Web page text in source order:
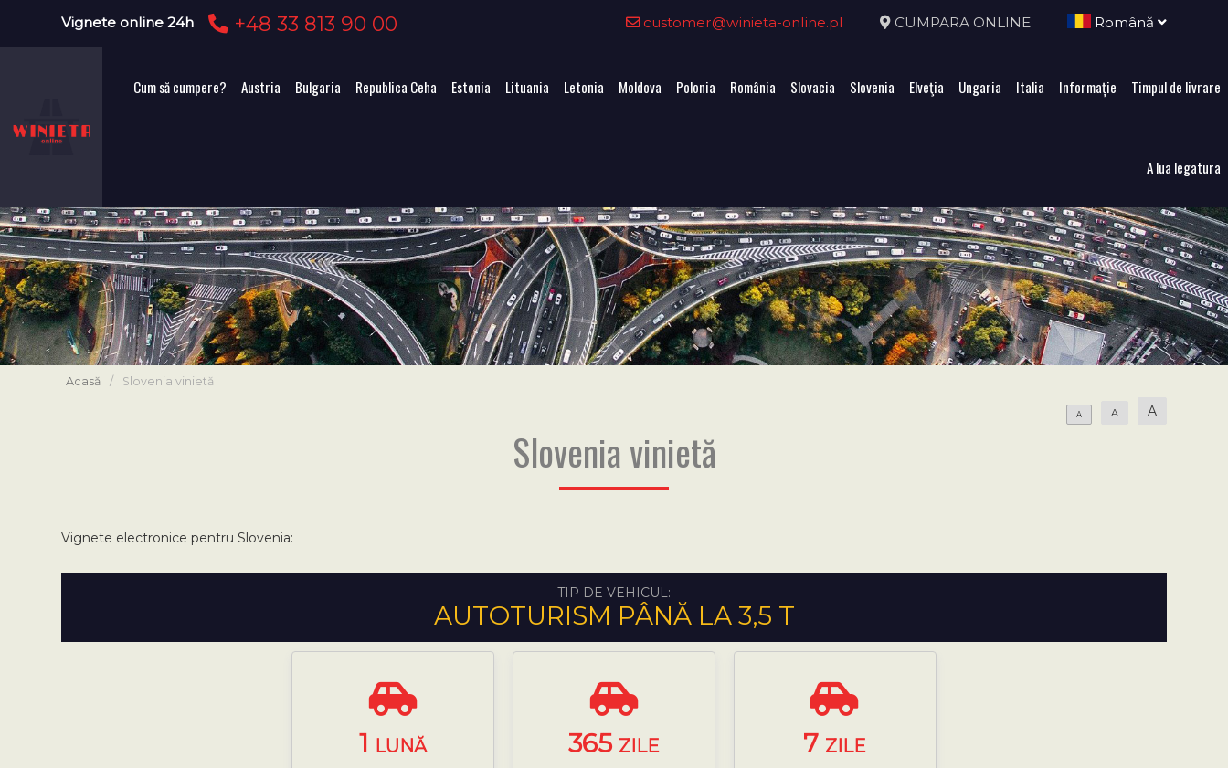
Vignete online 24h +48 33 813 90 00 customer@winieta-online.pl CUMPARA ONLINE Română
Cum să cumpere? Austria Bulgaria Republica Ceha Estonia Lituania Letonia Moldova Polonia România Slovacia Slovenia Elveţia Ungaria Italia Informație Timpul de livrare
A lua legatura
Acasă / Slovenia vinietă
A A A
Slovenia vinietă
Vignete electronice pentru Slovenia:
TIP DE VEHICUL:
AUTOTURISM PÂNĂ LA 3,5 T
1 LUNĂ 365 ZILE 7 ZILE